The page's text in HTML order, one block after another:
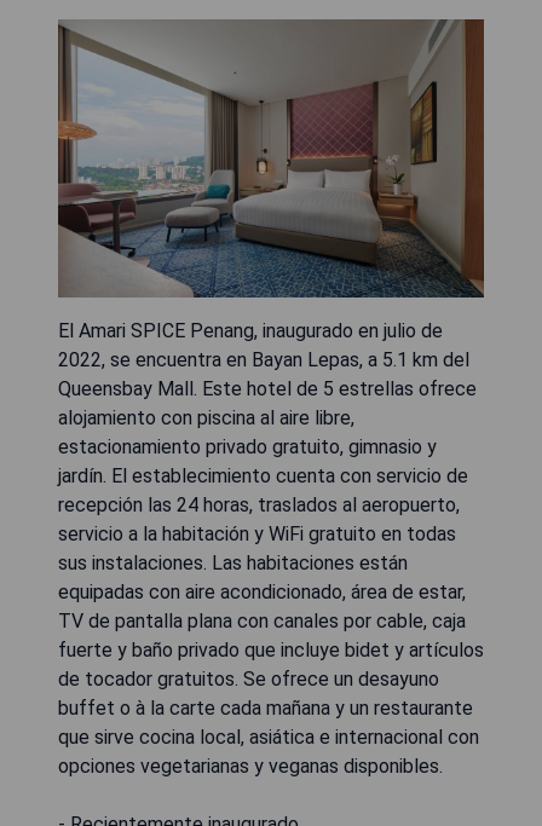
El Amari SPICE Penang, inaugurado en julio de
2022, se encuentra en Bayan Lepas, a 5.1 km del
Queensbay Mall. Este hotel de 5 estrellas ofrece
alojamiento con piscina al aire libre,
estacionamiento privado gratuito, gimnasio y
jardín. El establecimiento cuenta con servicio de
recepción las 24 horas, traslados al aeropuerto,
servicio a la habitación y WiFi gratuito en todas
sus instalaciones. Las habitaciones están
equipadas con aire acondicionado, área de estar,
TV de pantalla plana con canales por cable, caja
fuerte y baño privado que incluye bidet y artículos
de tocador gratuitos. Se ofrece un desayuno
buffet o à la carte cada mañana y un restaurante
que sirve cocina local, asiática e internacional con
opciones vegetarianas y veganas disponibles.